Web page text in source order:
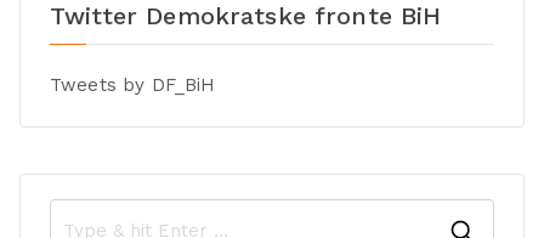
Twitter Demokratske fronte BiH
Tweets by DF_BiH